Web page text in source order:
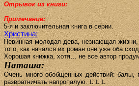
Отрывок из книги:
Примечание:
5-я и заключительная книга в серии.
Христина:
Невинная молодая дева, незнающая
того, как начался их роман они уже оба
Хорошая книжка, хотя… не все автор
Наташа:
Очень много обобщенных действий: балы,
развратничать напропалую.L L L